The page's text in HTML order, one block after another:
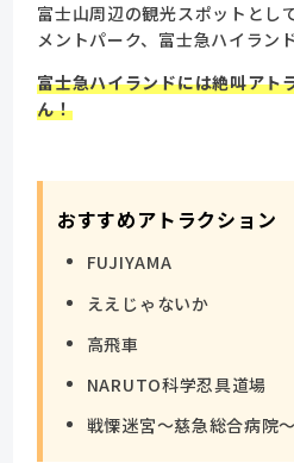
富士山周辺の観光スポットとし
メントパーク、富士急ハイランド
富士急ハイランドには絶叫アト
ん！
おすすめアトラクション
FUJIYAMA
ええじゃないか
高飛車
NARUTO科学忍具道場
戦慄迷宮～慈急総合病院～